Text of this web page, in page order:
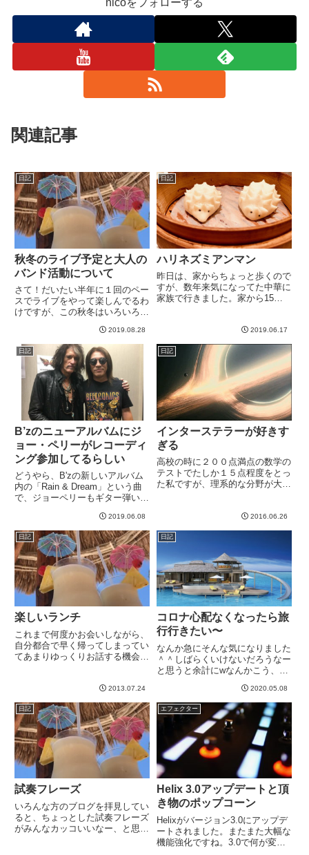
関連記事
日記
秋冬のライブ予定と大人の
バンド活動について
さて！だいたい半年に１回のペー
スでライブをやって楽しんでるわ
けですが、この秋冬はいろいろあ
月19日！六本木のClub Edgeにて
多分出番は２０時くらいから。こ
れはアジアン・カンフー・ジェネ
レーションのコピーバ...
2019.08.28
日記
ハリネズミアンマン
昨日は、家からちょっと歩くので
すが、数年来気になってた中華に
家族で行きました。家から15
すが、このハリネズミのアンマン
が可愛い＾＾見た目も可愛いし、
これ、すごく美味しかった。他の
2019.06.17
日記
B’zのニューアルバムにジ
ョー・ペリーがレコーディ
ング参加してるらしい
どうやら、B'zの新しいアルバム
内の「Rain & Dream」という曲
で、ジョーペリーもギター弾いて
ね。ジョーがギター弾くからには
ちょっとブルージーなロックだっ
たりするのでしょうか＾＾もう発
売されてるっぽいけ...
2019.06.08
日記
インターステラーが好きす
ぎる
高校の時に２００点満点の数学の
テストでたしか１５点程度をとっ
た私ですが、理系的な分野が大好
がする。それはともかく、子供の
頃からこのNewtonが愛読誌で
す。途中空白もありますが、ま...
2016.06.26
日記
楽しいランチ
これまで何度かお会いしながら、
自分都合で早く帰ってしまってい
てあまりゆっくりお話する機会の
せてもらいました＾＾→ よっし
ーさんブログさて、ギターをきち
っと習いたいと思いつつ、イマ
イ...
2013.07.24
日記
コロナ心配なくなったら旅
行行きたい〜
なんか急にそんな気になりました
＾＾しばらくいけないだろうなー
と思うと余計にwなんかこう、自
に行きたいものです。以前からモ
ルディブのシックスセンスとかに
行ってみたかった。こ、、、これ
は、、、楽しそう。。。ソネバ
2020.05.08
日記
試奏フレーズ
いろんな方のブログを拝見してい
ると、ちょっとした試奏フレーズ
がみんなカッコいいなー、と思っ
エフェクター
Helix 3.0アップデートと頂
き物のポップコーン
Helixがバージョン3.0にアップデ
ートされました。またまた大幅な
機能強化ですね。3.0で何が変わ